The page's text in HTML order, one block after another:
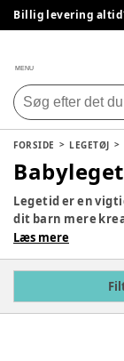
Billig levering
MENU
FORSIDE LEGETØJ
Legetid er en
dit barn mere
har vi samlet det
barn her.
Læs mere